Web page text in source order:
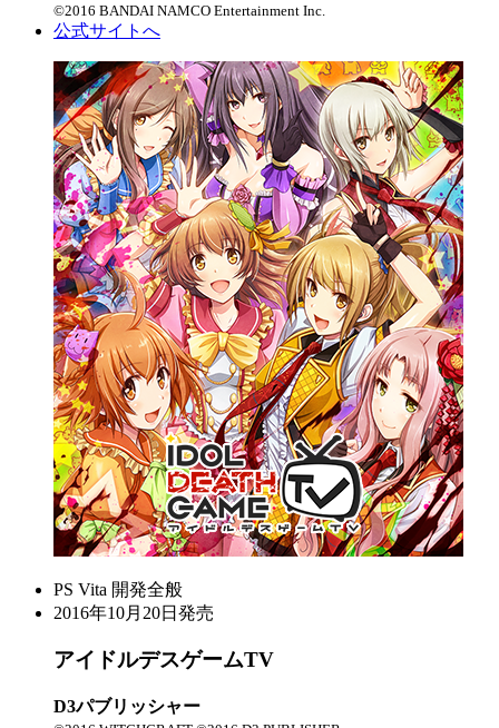
©2016 BANDAI NAMCO Entertainment Inc.
公式サイトへ
PS Vita 開発全般
2016年10月20日発売
アイドルデスゲームTV
D3パブリッシャー